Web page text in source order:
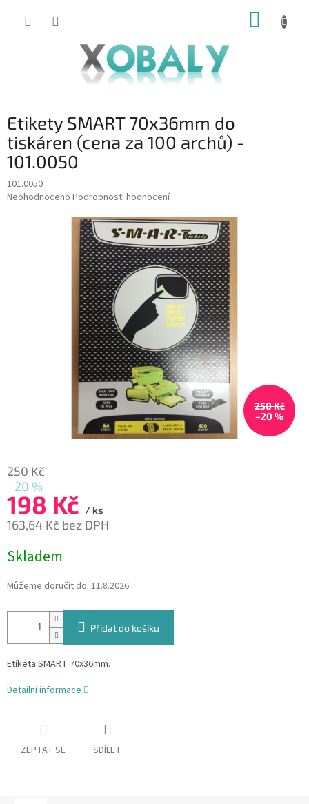
KOŠÍK
Etikety SMART 70x36mm do
tiskáren (cena za 100 archů) -
101.0050
101.0050
Průměrné
Neohodnoceno Podrobnosti hodnocení
250 Kč
–20 %
250 Kč
–20 %
198 Kč / ks
163,64 Kč bez DPH
cena:
Skladem
Můžeme doručit do: 11.8.2026
Přidat do košíku
Etiketa SMART 70x36mm.
Detailní informace
ZEPTAT SE SDÍLET